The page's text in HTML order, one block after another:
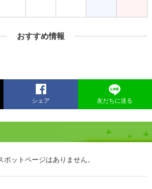
おすすめ情報
シェア 友だちに送る
ットページはありません。